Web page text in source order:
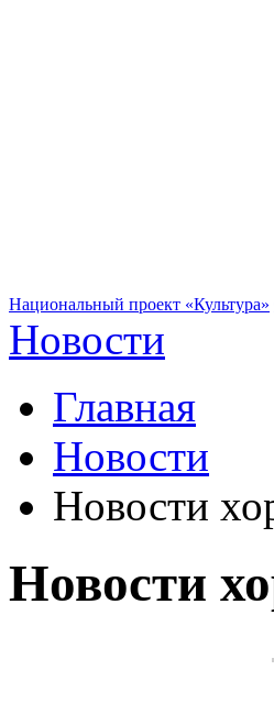
Национальный проект «Культура»
Новости
Главная
Новости
Новости
Новости